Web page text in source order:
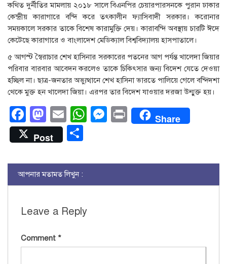
কথিত দুর্নীতির মামলায় ২০১৮ সালে বিএনপির চেয়ারপারসনকে পুরান ঢাকার
কেন্দ্রীয় কারাগারে বন্দি করে তৎকালীন ফ্যাসিবাদী সরকার। করোনার
সময়কালে সরকার তাকে বিশেষ কারামুক্তি দেয়। কারাবন্দি অবস্থায় চারটি ঈদে
কেটেছে কারাগারে ও বাংলাদেশ মেডিক্যাল বিশ্ববিদ্যালয় হাসপাতালে।
৫ আগস্ট স্বৈরাচার শেখ হাসিনার সরকারের পতনের আগ পর্যন্ত খালেদা জিয়ার
পরিবার বারবার আবেদন করলেও তাকে চিকিৎসার জন্য বিদেশ যেতে দেওয়া
হচ্ছিল না। ছাত্র-জনতার অভ্যুত্থানে শেখ হাসিনা ভারতে পালিয়ে গেলে বন্দিদশা
থেকে মুক্ত হন খালেদা জিয়া। এরপর তার বিদেশ যাওয়ার দরজা উন্মুক্ত হয়।
Facebook
Mastodon
EmailWhatsApp
Messenger
PrintShare
Post
আপনার মতামত লিখুন :
Leave a Reply
Comment *